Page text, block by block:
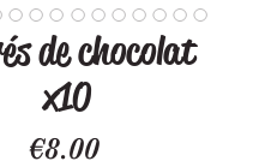
de chocolat
x10
€8.00Price